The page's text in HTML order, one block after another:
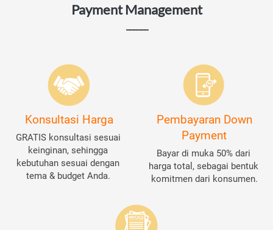
Payment Management
Konsultasi Harga
GRATIS konsultasi sesuai
keinginan, sehingga
kebutuhan sesuai dengan
tema & budget Anda.
Pembayaran Down
Payment
Bayar di muka 50% dari
harga total, sebagai bentuk
komitmen dari konsumen.